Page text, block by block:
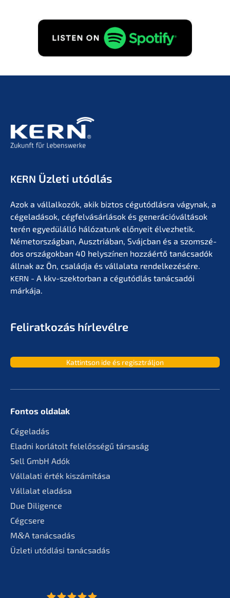
KERN Üzleti utódlás
Azok a vállal­ko­zók, akik biztos cégutód­lás­ra vágynak, a
cégela­dá­sok, cégfel­vá­sár­lá­sok és generá­ció­vál­tá­sok
terén egyedülál­ló hálóza­tunk előny­eit élvez­he­tik.
Németor­szág­ban, Ausztriá­ban, Svájc­ban és a szomszé­
dos orszá­gok­ban 40 helyszí­nen hozzá­értő tanác­sa­dók
állnak az Ön, család­ja és vállala­ta rendel­ke­zé­sé­re.
KERN - A kkv-szektor­ban a cégutód­lás tanác­sa­dói
márkája.
Feliratko­zás hírlevélre
Kattint­son ide és regisztráljon
Fontos oldalak
Cégela­dás
Eladni korlá­tolt felelős­sé­gű társaság
Sell GmbH Adók
Vállala­ti érték kiszámítása
Válla­lat eladása
Due Diligence
Cégcse­re
M&A tanác­sa­dás
Üzleti utódlá­si tanácsadás